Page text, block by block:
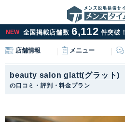
NEW 全国掲載店舗数 6,112 件突破！
店舗情報 メニュー
beauty salon glatt(グラット)
の口コミ・評判・料金プラン